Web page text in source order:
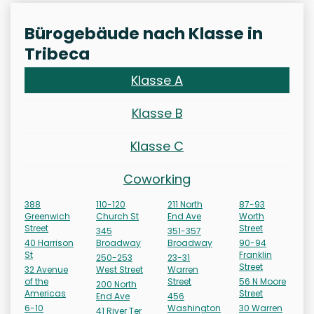
Bürogebäude nach Klasse in
Tribeca
Klasse A
Klasse B
Klasse C
Coworking
388
Greenwich
Street
40 Harrison
St
32 Avenue
of the
Americas
6-10
110-120
Church St
345
Broadway
250-253
West Street
200 North
End Ave
41 River Ter
211 North
End Ave
351-357
Broadway
23-31
Warren
Street
456
Washington
87-93
Worth
Street
90-94
Franklin
Street
56 N Moore
Street
30 Warren